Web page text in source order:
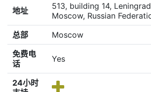
地址
513, building 14,
Moscow, Russian
总部
Moscow
免费电
话
Yes
24小时